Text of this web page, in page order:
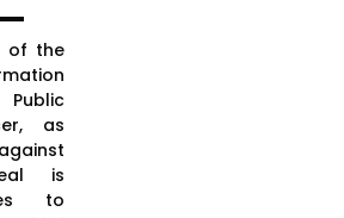
of the
as
is
to